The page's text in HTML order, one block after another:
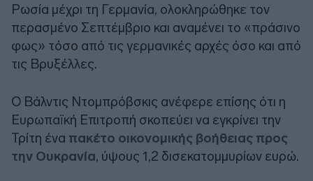
Ρωσία μέχρι τη Γερμανία, ολοκληρώθηκε τον
περασμένο Σεπτέμβριο και αναμένει το «πράσινο
φως» τόσο από τις γερμανικές αρχές όσο και από
τις Βρυξέλλες.
Ο Βάλντις Ντομπρόβσκις ανέφερε επίσης ότι η
Ευρωπαϊκή Επιτροπή σκοπεύει να εγκρίνει την
Τρίτη ένα πακέτο οικονομικής βοήθειας προς
την Ουκρανία, ύψους 1,2 δισεκατομμυρίων ευρώ.